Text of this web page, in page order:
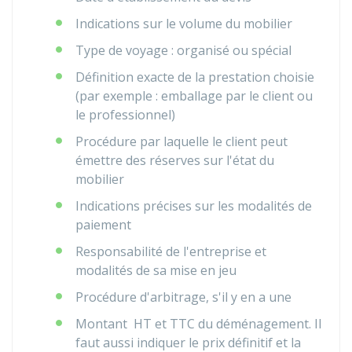
Indications sur le volume du mobilier
Type de voyage : organisé ou spécial
Définition exacte de la prestation choisie
(par exemple : emballage par le client ou
le professionnel)
Procédure par laquelle le client peut
émettre des réserves sur l'état du
mobilier
Indications précises sur les modalités de
paiement
Responsabilité de l'entreprise et
modalités de sa mise en jeu
Procédure d'arbitrage, s'il y en a une
Montant HT et TTC du déménagement. Il
faut aussi indiquer le prix définitif et la